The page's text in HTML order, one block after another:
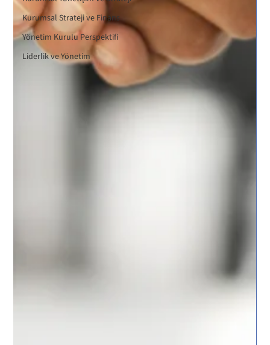
Kurumsal Strateji ve Finans
Yönetim Kurulu Perspektifi
Liderlik ve Yönetim